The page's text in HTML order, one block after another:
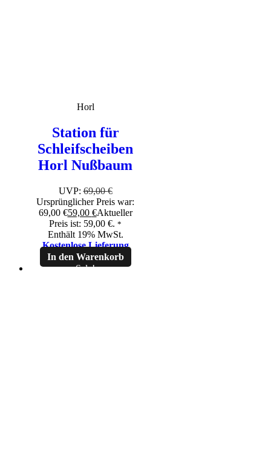
Horl
Station für
Schleifscheiben
Horl Nußbaum
UVP: 69,00€
Ursprünglicher Preis war:
69,00 €59,00 €Aktueller
Preis ist: 59,00 €. *
Enthält 19% MwSt.
Kostenlose Lieferung
In den Warenkorb
Sale!